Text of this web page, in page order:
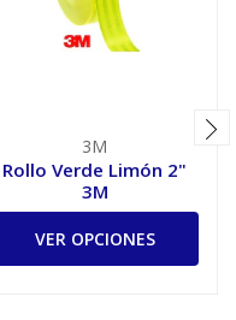
3M
Rollo Verde Limón 2"
3M
VER OPCIONES